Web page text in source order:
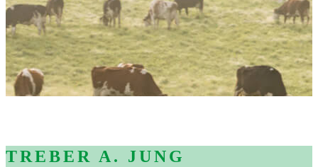
TREBER A. JUNG